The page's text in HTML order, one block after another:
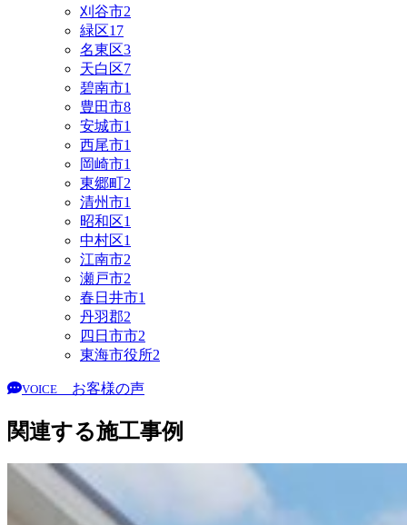
刈谷市2
緑区17
名東区3
天白区7
碧南市1
豊田市8
安城市1
西尾市1
岡崎市1
東郷町2
清州市1
昭和区1
中村区1
江南市2
瀬戸市2
春日井市1
丹羽郡2
四日市市2
東海市役所2
VOICE お客様の声
関連する施工事例